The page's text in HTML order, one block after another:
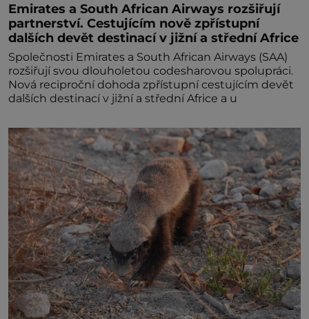
Emirates a South African Airways rozšiřují
partnerství. Cestujícím nově zpřístupní
dalších devět destinací v jižní a střední Africe
Společnosti Emirates a South African Airways (SAA)
rozšiřují svou dlouholetou codesharovou spolupráci.
Nová reciproční dohoda zpřístupní cestujícím devět
dalších destinací v jižní a střední Africe a u